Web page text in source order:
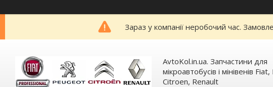
Зараз у компанії неробочий час.
AvtoKol.in.ua. Запчастини для
мікроавтобусів і мінівенів
Citroen, Renault